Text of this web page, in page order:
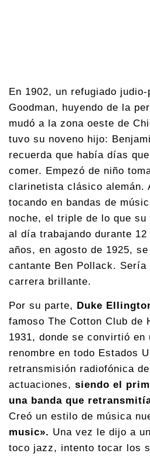
En 1902, un refugiado
Goodman, huyendo de la
mudó a la zona oeste de
tuvo su noveno hijo:
recuerda que había días
comer. Empezó de niño
clarinetista clásico alemán.
tocando en bandas de
noche, el triple de lo que su
al día trabajando durante
años, en agosto de 1925,
cantante Ben Pollack. Sería
carrera brillante.
Por su parte, Duke
famoso The Cotton Club de
1931, donde se convirtió en
renombre en todo Estados
retransmisión radiofónica
actuaciones, siendo el
una banda que
Creó un estilo de música
music». Una vez le dijo a
toco jazz, intento tocar los